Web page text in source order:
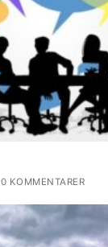
0 KOMMENTARER